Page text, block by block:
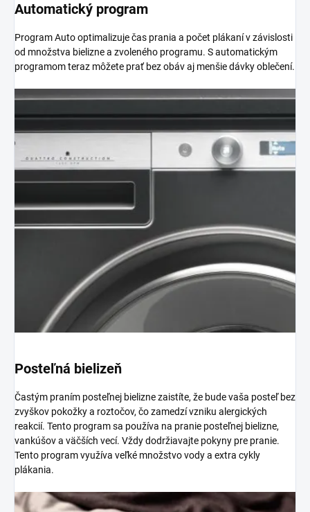
Automatický program
Program Auto optimalizuje čas prania a počet plákaní v závislosti
od množstva bielizne a zvoleného programu. S automatickým
programom teraz môžete prať bez obáv aj menšie dávky oblečení.
Posteľná bielizeň
Častým praním posteľnej bielizne zaistíte, že bude vaša posteľ bez
zvyškov pokožky a roztočov, čo zamedzí vzniku alergických
reakcií. Tento program sa používa na pranie posteľnej bielizne,
vankúšov a väčších vecí. Vždy dodržiavajte pokyny pre pranie.
Tento program využíva veľké množstvo vody a extra cykly
plákania.